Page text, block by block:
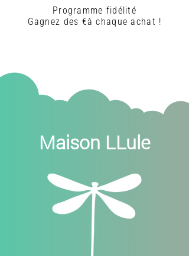
Programme fidélité
Gagnez des €à chaque achat !
Maison LLule